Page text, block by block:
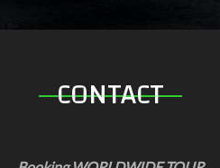
CONTACT